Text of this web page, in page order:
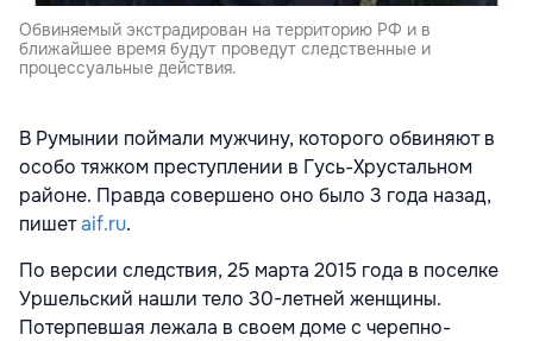
Обвиняемый экстрадирован на территорию РФ и в
ближайшее время будут проведут следственные и
процессуальные действия.
В Румынии поймали мужчину, которого обвиняют в
особо тяжком преступлении в Гусь-Хрустальном
районе. Правда совершено оно было 3 года назад,
пишетaif.ru.
По версии следствия, 25 марта 2015 года в поселке
Уршельский нашли тело 30-летней женщины.
Потерпевшая лежала в своем доме с черепно-